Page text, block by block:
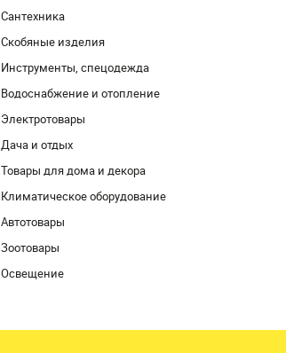
Сантехника
Скобяные изделия
Инструменты, спецодежда
Водоснабжение и отопление
Электротовары
Дача и отдых
Товары для дома и декора
Климатическое оборудование
Автотовары
Зоотовары
Освещение